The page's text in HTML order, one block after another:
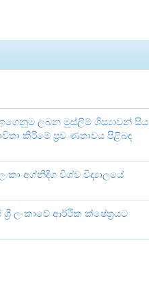
ඉගෙනුම ලබන මුස්ලිම් ශිස්‍යාවන් සිය
කිරීමේ ප්‍රව ණතාවය පිළිබඳ
අග්නිදිග විශ්ව විද්‍යාලයේ
ලංකාවේ ආර්ථික ක්ෂේත්‍රයට